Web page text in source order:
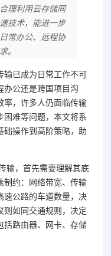
理利用云存储同
技术，能进一步
常办公、远程协
。
输已成为日常工作不可
办公还是跨国项目沟
率，许多人仍面临传输
困难等问题，本文将系
础操作到高阶策略，助
输，首先需要理解其底
制约：网络带宽、传输
速公路的车道数量，决
则如同交通规则，决定
括路由器、网卡、存储